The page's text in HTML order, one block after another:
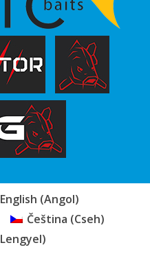
English (Angol)
Čeština (Cseh)
Lengyel)